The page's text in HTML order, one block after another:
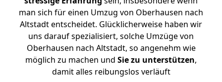
man sich für einen Umzug von Oberhausen nach
Altstadt entscheidet. Glücklicherweise haben wir
uns darauf spezialisiert, solche Umzüge von
Oberhausen nach Altstadt, so angenehm wie
möglich zu machen und Sie zu unterstützen,
damit alles reibungslos verläuft